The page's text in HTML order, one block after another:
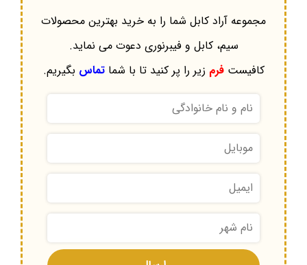
مجموعه آراد کابل شما را به خرید بهترین محصولات
سیم، کابل و فیبرنوری دعوت می نماید.
کافیستفرم زیر را پر کنید تا با شماتماس بگیریم.